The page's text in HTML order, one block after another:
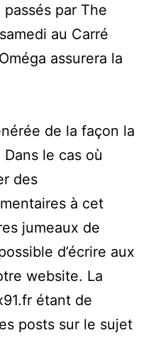
par The
au Carré
assurera la
de la façon la
le cas où
des
à cet
jumeaux de
d’écrire aux
website. La
étant de
posts sur le sujet